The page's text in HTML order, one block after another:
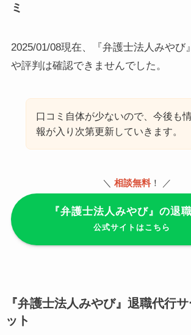
ミ
2025/01/08現在、『弁護士法人みやび
や評判は確認できませんでした。
口コミ自体が少ないので、今後も
報が入り次第更新していきます。
＼ 相談無料！ ／
『弁護士法人みやび』の退
公式サイトはこちら
『弁護士法人みやび』退職代行
ット